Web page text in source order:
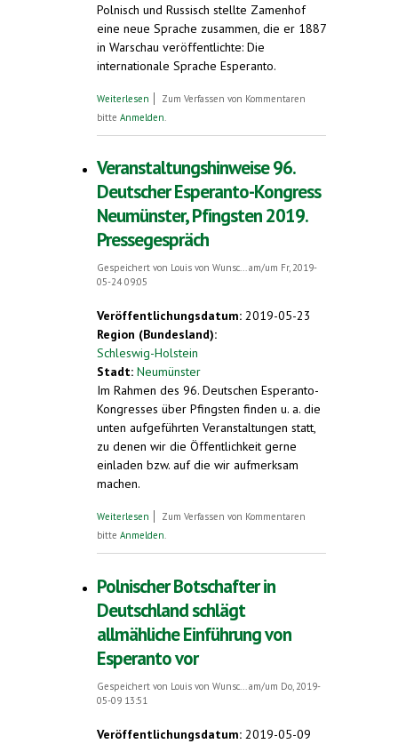
Polnisch und Russisch stellte Zamenhof
eine neue Sprache zusammen, die er 1887
in Warschau veröffentlichte: Die
internationale Sprache Esperanto.
Weiterlesen über Warum verbreitet sich Esperanto? 96.
Pfingsten in Neumünster
Zum Verfassen von Kommentaren
bitte Anmelden
Veranstaltungshinweise 96.
Deutscher Esperanto-Kongress
Neumünster, Pfingsten 2019.
Pressegespräch
Gespeichert von Louis von Wunsc...am/um Fr, 2019-
05-24 09:05
Veröffentlichungsdatum: 2019-05-23
Region (Bundesland):
Schleswig-Holstein
Stadt: Neumünster
Im Rahmen des 96. Deutschen Esperanto-
Kongresses über Pfingsten finden u. a. die
unten aufgeführten Veranstaltungen statt,
zu denen wir die Öffentlichkeit gerne
einladen bzw. auf die wir aufmerksam
machen.
Weiterlesen über Veranstaltungshinweise 96.
Neumünster, Pfingsten 2019.
Pressegespräch
Zum Verfassen von Kommentaren
bitte Anmelden.
Polnischer Botschafter in
Deutschland schlägt
allmähliche Einführung von
Esperanto vor
Gespeichert von Louis von Wunsc...am/um Do, 2019-
05-09 13:51
Veröffentlichungsdatum: 2019-05-09